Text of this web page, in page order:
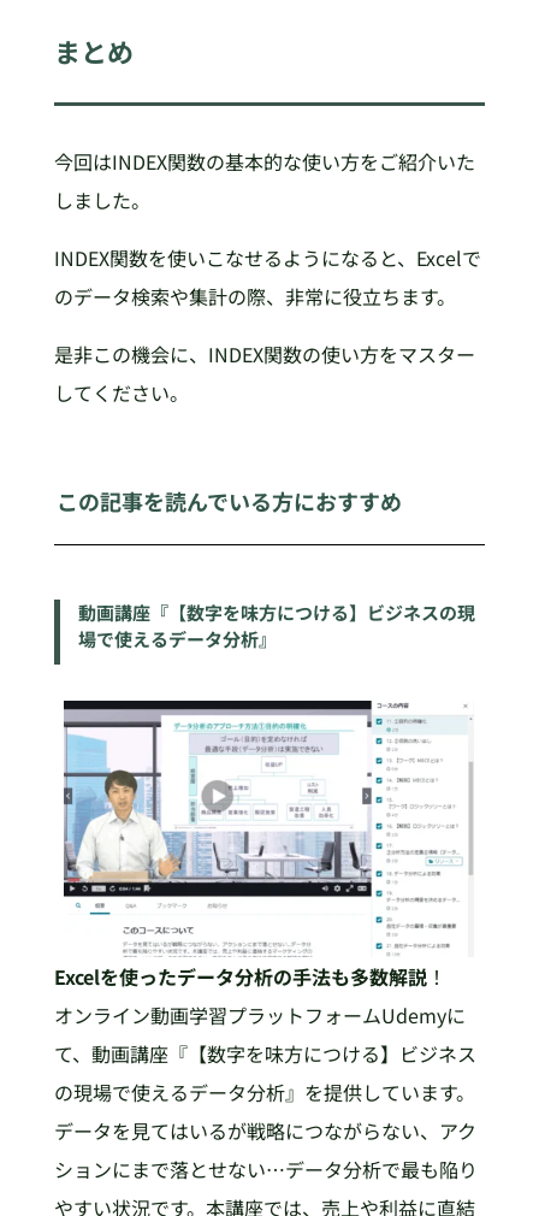
まとめ
今回はINDEX関数の基本的な使い方をご紹介いた
しました。
INDEX関数を使いこなせるようになると、Excelで
のデータ検索や集計の際、非常に役立ちます。
是非この機会に、INDEX関数の使い方をマスター
してください。
この記事を読んでいる方におすすめ
動画講座『【数字を味方につける】ビジネスの現
場で使えるデータ分析』
Excelを使ったデータ分析の手法も多数解説！
オンライン動画学習プラットフォームUdemyに
て、動画講座『【数字を味方につける】ビジネス
の現場で使えるデータ分析』を提供しています。
データを見てはいるが戦略につながらない、アク
ションにまで落とせない…データ分析で最も陥り
やすい状況です。本講座では、売上や利益に直結